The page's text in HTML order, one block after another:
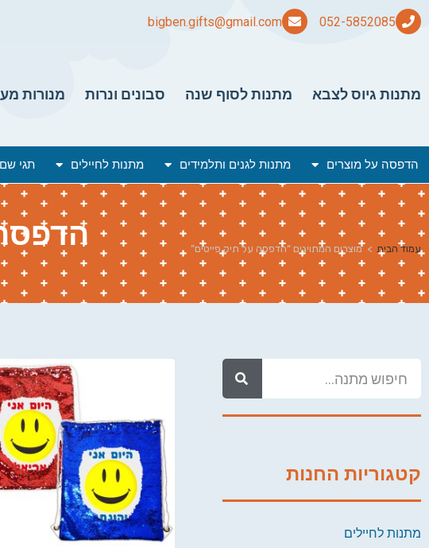
bigben.gifts@gmail.com
מתנות גיוס לצבא מתנות לסוף שנה סבונים ונרות מנורות
הדפסה על מוצרים מתנות לגנים ותלמידים מתנות לחיילים תגי
עמוד הבית > מוצרים המתויגים “הדפסה על תיק פייטים”
קטגוריות החנות
מתנות לחיילים